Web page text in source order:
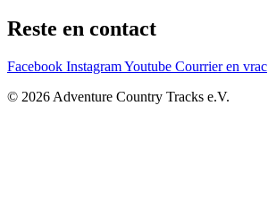
Reste en contact
Facebook InstagramYoutube Courrier en vrac
© 2026 Adventure Country Tracks e.V.